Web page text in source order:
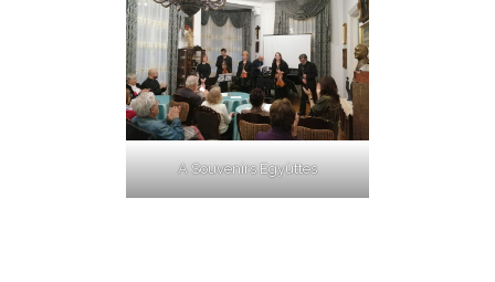
A Souvenirs Együttes